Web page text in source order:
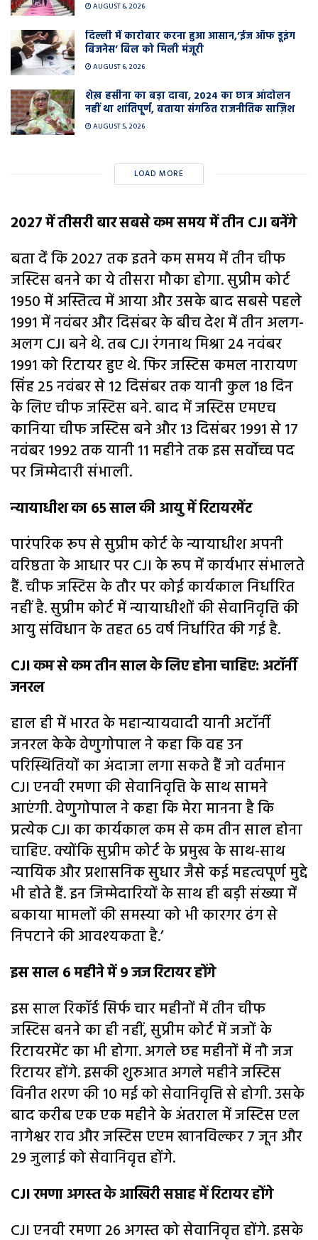
AUGUST 6, 2026
दिल्ली में कारोबार करना हुआ आसान,’ईज ऑफ डूइंग
बिजनेस’ बिल को मिली मंजूरी
AUGUST 6, 2026
शेख़ हसीना का बड़ा दावा, 2024 का छात्र आंदोलन
नहीं था शांतिपूर्ण, बताया संगठित राजनीतिक साज़िश
AUGUST 5, 2026
LOAD MORE
2027 में तीसरी बार सबसे कम समय में तीन CJI बनेंगे
बता दें कि 2027 तक इतने कम समय में तीन चीफ
जस्टिस बनने का ये तीसरा मौका होगा. सुप्रीम कोर्ट
1950 में अस्तित्व में आया और उसके बाद सबसे पहले
1991 में नवंबर और दिसंबर के बीच देश में तीन अलग-
अलग CJI बने थे. तब CJI रंगनाथ मिश्रा 24 नवंबर
1991 को रिटायर हुए थे. फिर जस्टिस कमल नारायण
सिंह 25 नवंबर से 12 दिसंबर तक यानी कुल 18 दिन
के लिए चीफ जस्टिस बने. बाद में जस्टिस एमएच
कानिया चीफ जस्टिस बने और 13 दिसंबर 1991 से 17
नवंबर 1992 तक यानी 11 महीने तक इस सर्वोच्च पद
पर जिम्मेदारी संभाली.
न्यायाधीश का 65 साल की आयु में रिटायरमेंट
पारंपरिक रूप से सुप्रीम कोर्ट के न्यायाधीश अपनी
वरिष्ठता के आधार पर CJI के रूप में कार्यभार संभालते
हैं. चीफ जस्टिस के तौर पर कोई कार्यकाल निर्धारित
नहीं है. सुप्रीम कोर्ट में न्यायाधीशों की सेवानिवृत्ति की
आयु संविधान के तहत 65 वर्ष निर्धारित की गई है.
CJI कम से कम तीन साल के लिए होना चाहिए: अटॉर्नी
जनरल
हाल ही में भारत के महान्यायवादी यानी अटॉर्नी
जनरल केके वेणुगोपाल ने कहा कि वह उन
परिस्थितियों का अंदाजा लगा सकते हैं जो वर्तमान
CJI एनवी रमणा की सेवानिवृत्ति के साथ सामने
आएंगी. वेणुगोपाल ने कहा कि मेरा मानना ​​है कि
प्रत्येक CJI का कार्यकाल कम से कम तीन साल होना
चाहिए. क्योंकि सुप्रीम कोर्ट के प्रमुख के साथ-साथ
न्यायिक और प्रशासनिक सुधार जैसे कई महत्वपूर्ण मुद्दे
भी होते हैं. इन जिम्मेदारियों के साथ ही बड़ी संख्या में
बकाया मामलों की समस्या को भी कारगर ढंग से
निपटाने की आवश्यकता है.’
इस साल 6 महीने में 9 जज रिटायर होंगे
इस साल रिकॉर्ड सिर्फ चार महीनों में तीन चीफ
जस्टिस बनने का ही नहीं, सुप्रीम कोर्ट में जजों के
रिटायरमेंट का भी होगा. अगले छह महीनों में नौ जज
रिटायर होंगे. इसकी शुरुआत अगले महीने जस्टिस
विनीत शरण की 10 मई को सेवानिवृत्ति से होगी. उसके
बाद करीब एक एक महीने के अंतराल में जस्टिस एल
नागेश्वर राव और जस्टिस एएम खानविल्कर 7 जून और
29 जुलाई को सेवानिवृत्त होंगे.
CJI रमणा अगस्त के आखिरी सप्ताह में रिटायर होंगे
CJI एनवी रमणा 26 अगस्त को सेवानिवृत्त होंगे. इसके